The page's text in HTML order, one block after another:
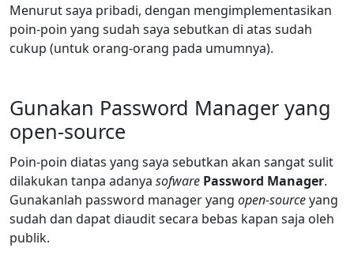
Menurut saya pribadi, dengan mengimplementasikan
poin-poin yang sudah saya sebutkan di atas sudah
cukup (untuk orang-orang pada umumnya).
Gunakan Password Manager yang
open-source
Poin-poin diatas yang saya sebutkan akan sangat sulit
dilakukan tanpa adanya sofware Password Manager.
Gunakanlah password manager yang open-sourceyang
sudah dan dapat diaudit secara bebas kapan saja oleh
publik.